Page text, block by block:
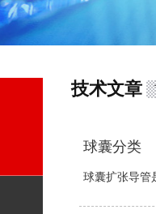
技术文章
球囊分类
球囊扩张导管